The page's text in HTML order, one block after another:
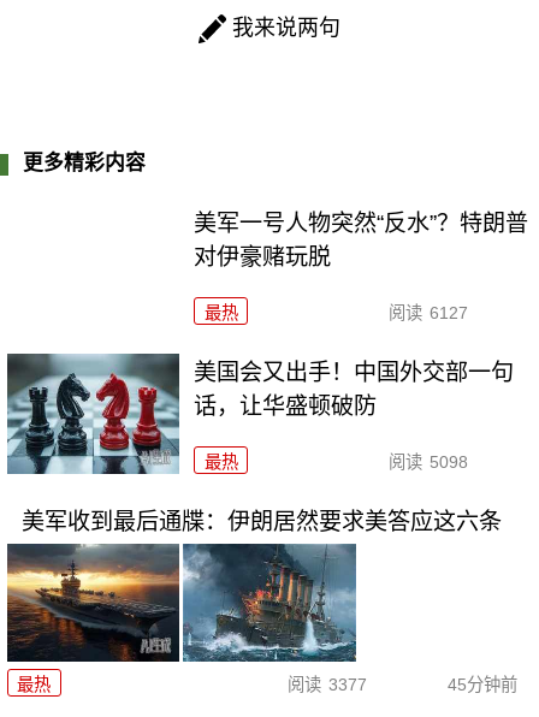
我来说两句
更多精彩内容
美军一号人物突然“反水”？特朗普
对伊豪赌玩脱
最热 阅读 6127
美国会又出手！中国外交部一句
话，让华盛顿破防
最热 阅读 5098
美军收到最后通牒：伊朗居然要求美答应这六条
最热 阅读 3377 45分钟前